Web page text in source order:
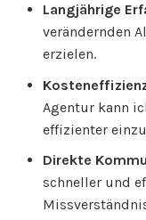
Langjährige
verändernden
erzielen.
Agentur kann
effizienter
Direkte
schneller und